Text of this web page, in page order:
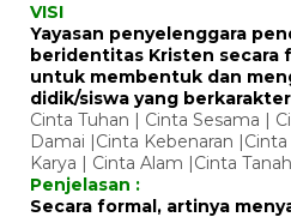
VISI
Yayasan penyelenggara
beridentitas Kristen secara
untuk membentuk dan
didik/siswa yang
Cinta Tuhan | Cinta Sesama |
Damai |Cinta Kebenaran
Karya | Cinta Alam |Cinta
Penjelasan :
Secara formal, artinya